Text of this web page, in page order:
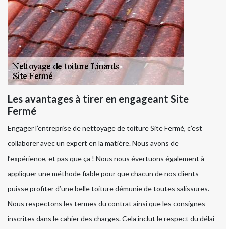
Les avantages à tirer en engageant Site
Fermé
Engager l’entreprise de nettoyage de toiture Site Fermé, c’est
collaborer avec un expert en la matière. Nous avons de
l’expérience, et pas que ça ! Nous nous évertuons également à
appliquer une méthode fiable pour que chacun de nos clients
puisse profiter d’une belle toiture démunie de toutes salissures.
Nous respectons les termes du contrat ainsi que les consignes
inscrites dans le cahier des charges. Cela inclut le respect du délai